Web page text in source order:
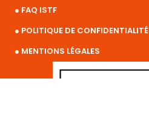
● FAQ ISTF
● POLITIQUE DE CONFIDENTIALITÉ
● MENTIONS LÉGALES